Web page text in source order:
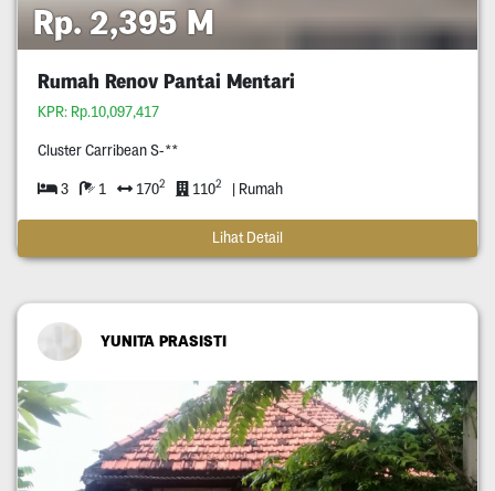
Rp. 2,395 M
Rumah Renov Pantai Mentari
KPR: Rp.10,097,417
Cluster Carribean S-**
3 1 1702 1102 | Rumah
Lihat Detail
YUNITA PRASISTI